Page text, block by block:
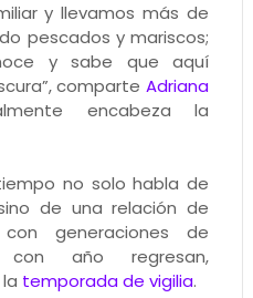
y llevamos más de
pescados y mariscos;
y sabe que aquí
comparteAdriana
encabeza la
no solo habla de
de una relación de
generaciones de
año regresan,
temporada de vigilia.